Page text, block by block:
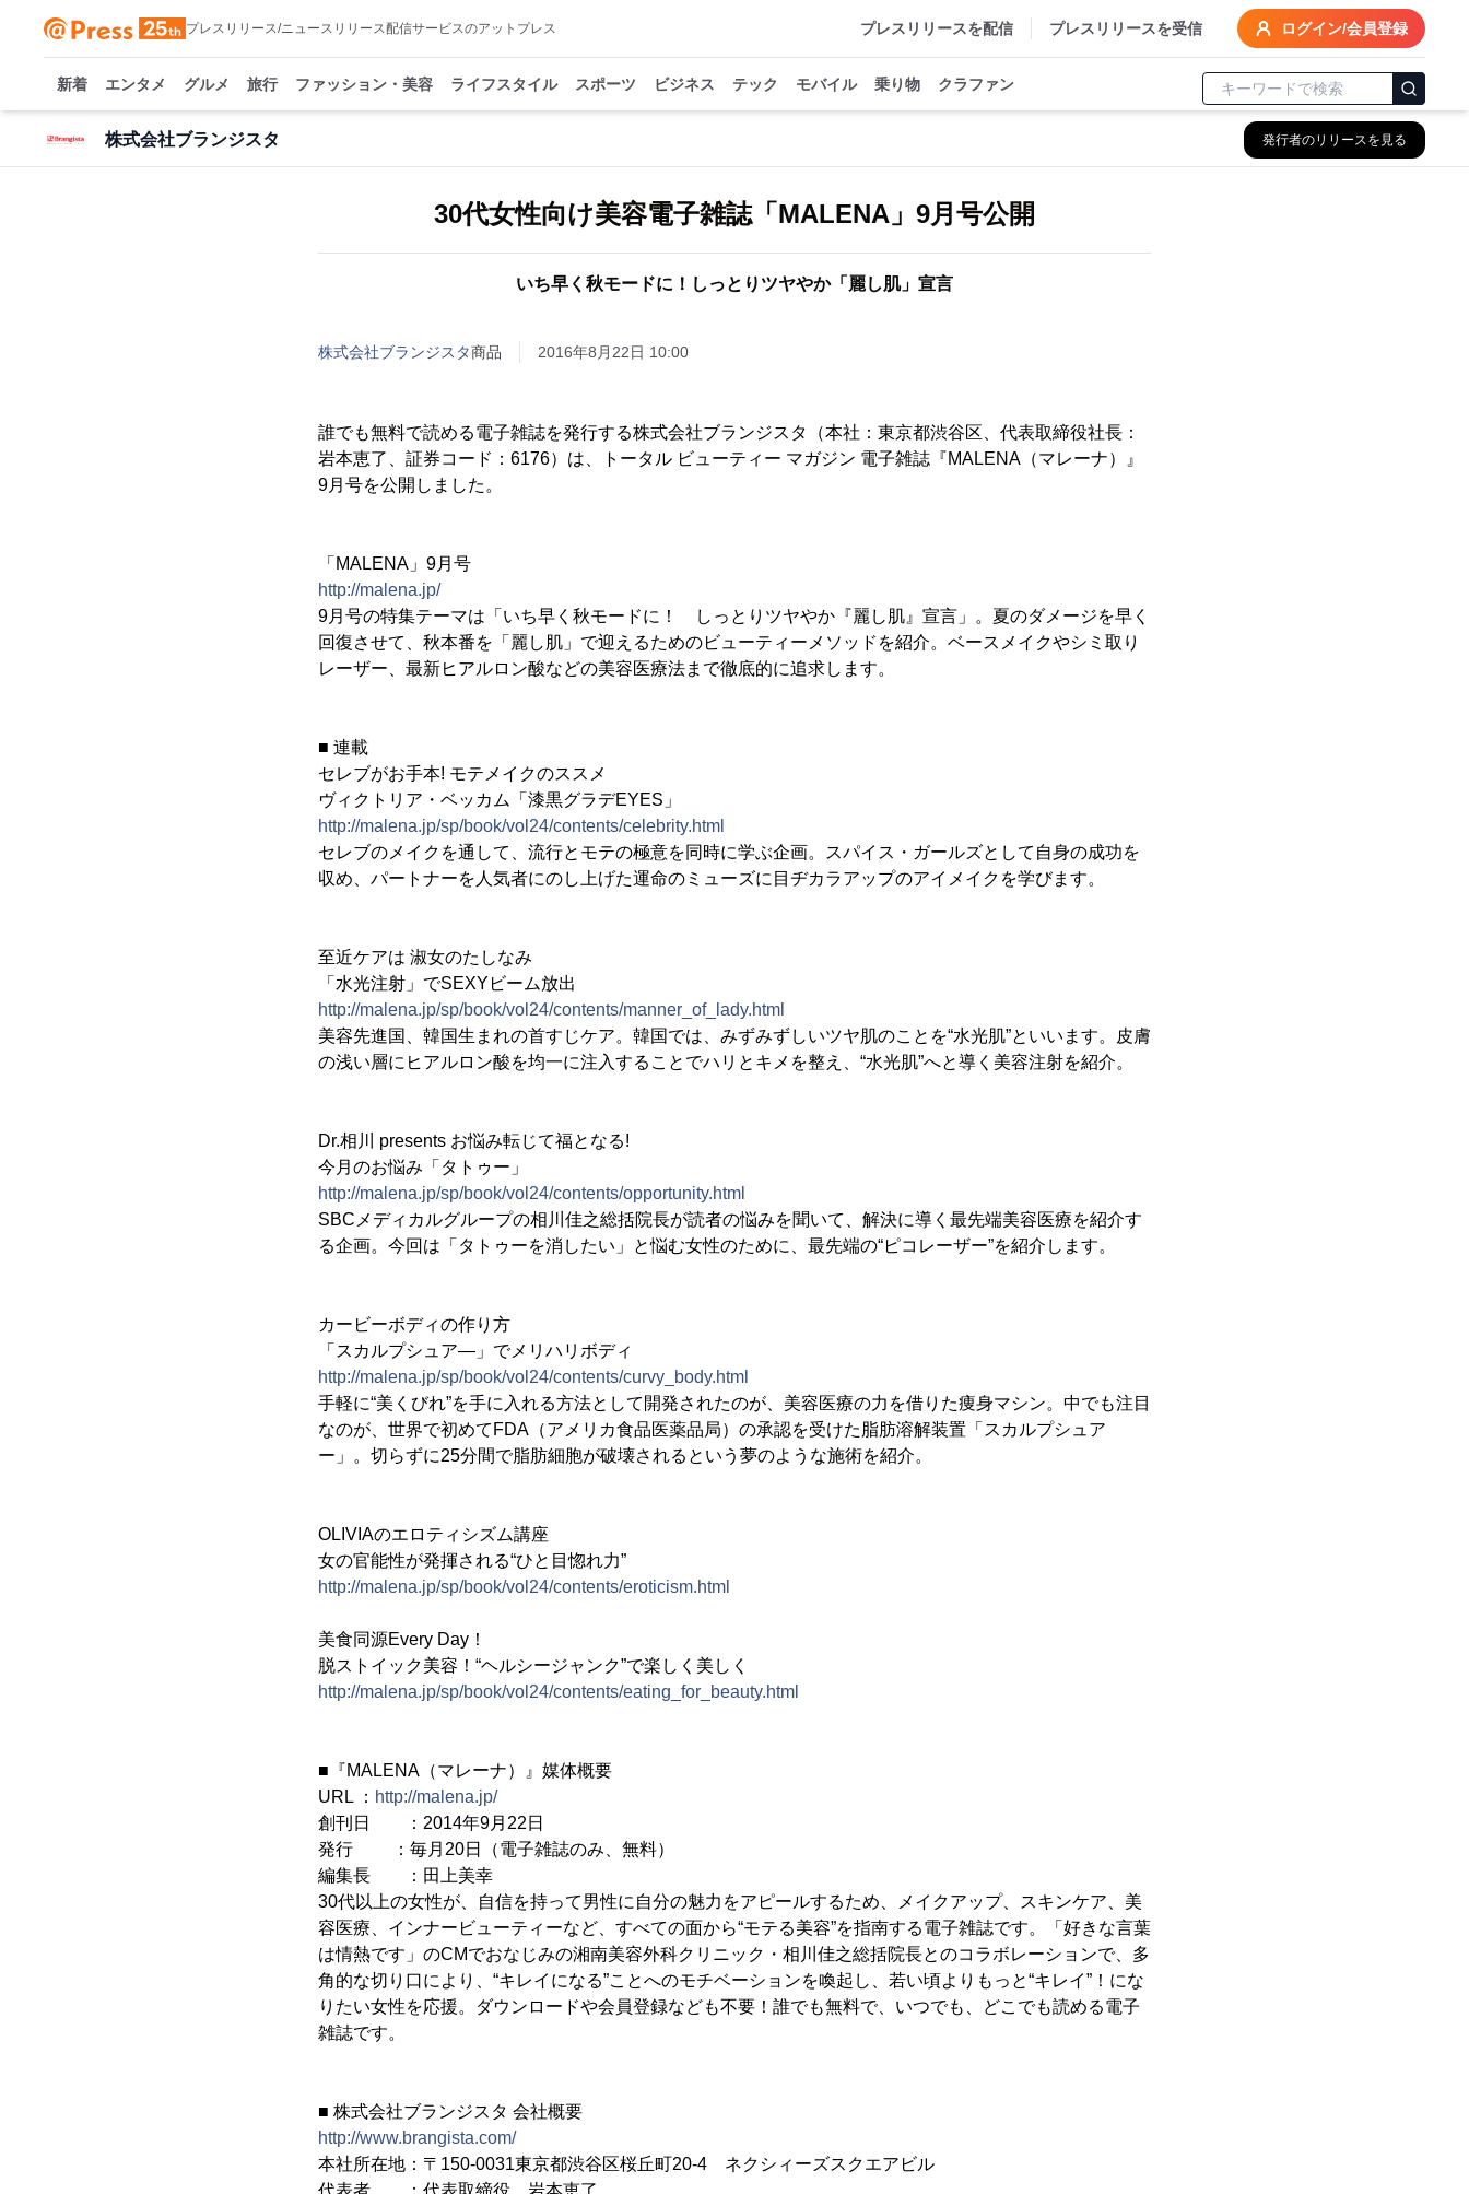
プレスリリース/ニュースリリース配信サービスのアットプレス プレスリリースを配信 プレスリリースを受信 ログイン/会員登録
新着 エンタメ グルメ 旅行 ファッション・美容 ライフスタイル スポーツ ビジネス テック モバイル 乗り物 クラファン
株式会社ブランジスタ 発行者のリリースを見る
30代女性向け美容電子雑誌「MALENA」9月号公開
いち早く秋モードに！しっとりツヤやか「麗し肌」宣言
株式会社ブランジスタ商品 2016年8月22日 10:00
誰でも無料で読める電子雑誌を発行する株式会社ブランジスタ（本社：東京都渋谷区、代表取締役社長：
岩本恵了、証券コード：6176）は、トータル ビューティー マガジン 電子雑誌『MALENA（マレーナ）』
9月号を公開しました。
「MALENA」9月号
http://malena.jp/
9月号の特集テーマは「いち早く秋モードに！ しっとりツヤやか『麗し肌』宣言」。夏のダメージを早く
回復させて、秋本番を「麗し肌」で迎えるためのビューティーメソッドを紹介。ベースメイクやシミ取り
レーザー、最新ヒアルロン酸などの美容医療法まで徹底的に追求します。
■ 連載
セレブがお手本! モテメイクのススメ
ヴィクトリア・ベッカム「漆黒グラデEYES」
http://malena.jp/sp/book/vol24/contents/celebrity.html
セレブのメイクを通して、流行とモテの極意を同時に学ぶ企画。スパイス・ガールズとして自身の成功を
収め、パートナーを人気者にのし上げた運命のミューズに目ヂカラアップのアイメイクを学びます。
至近ケアは 淑女のたしなみ
「水光注射」でSEXYビーム放出
http://malena.jp/sp/book/vol24/contents/manner_of_lady.html
美容先進国、韓国生まれの首すじケア。韓国では、みずみずしいツヤ肌のことを“水光肌”といいます。皮膚
の浅い層にヒアルロン酸を均一に注入することでハリとキメを整え、“水光肌”へと導く美容注射を紹介。
Dr.相川 presents お悩み転じて福となる!
今月のお悩み「タトゥー」
http://malena.jp/sp/book/vol24/contents/opportunity.html
SBCメディカルグループの相川佳之総括院長が読者の悩みを聞いて、解決に導く最先端美容医療を紹介す
る企画。今回は「タトゥーを消したい」と悩む女性のために、最先端の“ピコレーザー”を紹介します。
カービーボディの作り方
「スカルプシュア―」でメリハリボディ
http://malena.jp/sp/book/vol24/contents/curvy_body.html
手軽に“美くびれ”を手に入れる方法として開発されたのが、美容医療の力を借りた痩身マシン。中でも注目
なのが、世界で初めてFDA（アメリカ食品医薬品局）の承認を受けた脂肪溶解装置「スカルプシュア
ー」。切らずに25分間で脂肪細胞が破壊されるという夢のような施術を紹介。
OLIVIAのエロティシズム講座
女の官能性が発揮される“ひと目惚れ力”
http://malena.jp/sp/book/vol24/contents/eroticism.html
美食同源Every Day！
脱ストイック美容！“ヘルシージャンク”で楽しく美しく
http://malena.jp/sp/book/vol24/contents/eating_for_beauty.html
■『MALENA（マレーナ）』媒体概要
URL ： http://malena.jp/
創刊日 ：2014年9月22日
発行 ：毎月20日（電子雑誌のみ、無料）
編集長 ：田上美幸
30代以上の女性が、自信を持って男性に自分の魅力をアピールするため、メイクアップ、スキンケア、美
容医療、インナービューティーなど、すべての面から“モテる美容”を指南する電子雑誌です。「好きな言葉
は情熱です」のCMでおなじみの湘南美容外科クリニック・相川佳之総括院長とのコラボレーションで、多
角的な切り口により、“キレイになる”ことへのモチベーションを喚起し、若い頃よりもっと“キレイ”！にな
りたい女性を応援。ダウンロードや会員登録なども不要！誰でも無料で、いつでも、どこでも読める電子
雑誌です。
■ 株式会社ブランジスタ 会社概要
http://www.brangista.com/
本社所在地：〒150-0031東京都渋谷区桜丘町20-4 ネクシィーズスクエアビル
代表者 ：代表取締役 岩本恵了